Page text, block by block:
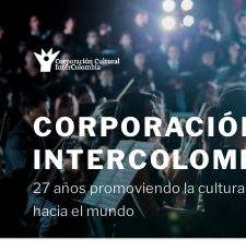
Saltar
al
contenido
27 años promoviendo la
hacia el mundo